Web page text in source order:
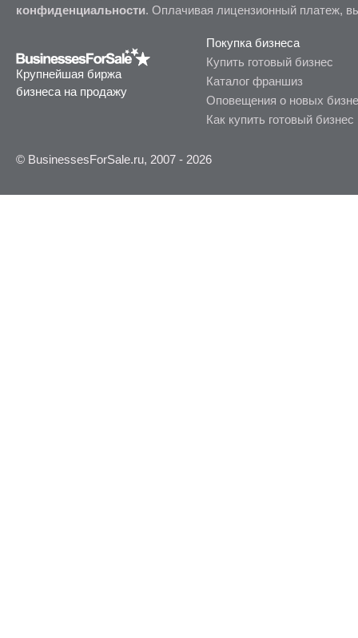
конфиденциальности. Оплачивая лицензионный платеж,
Крупнейшая биржа
бизнеса на продажу
Покупка бизнеса
Купить готовый бизнес
Каталог франшиз
Оповещения о новых
Как купить готовый бизнес
© BusinessesForSale.ru, 2007 - 2026